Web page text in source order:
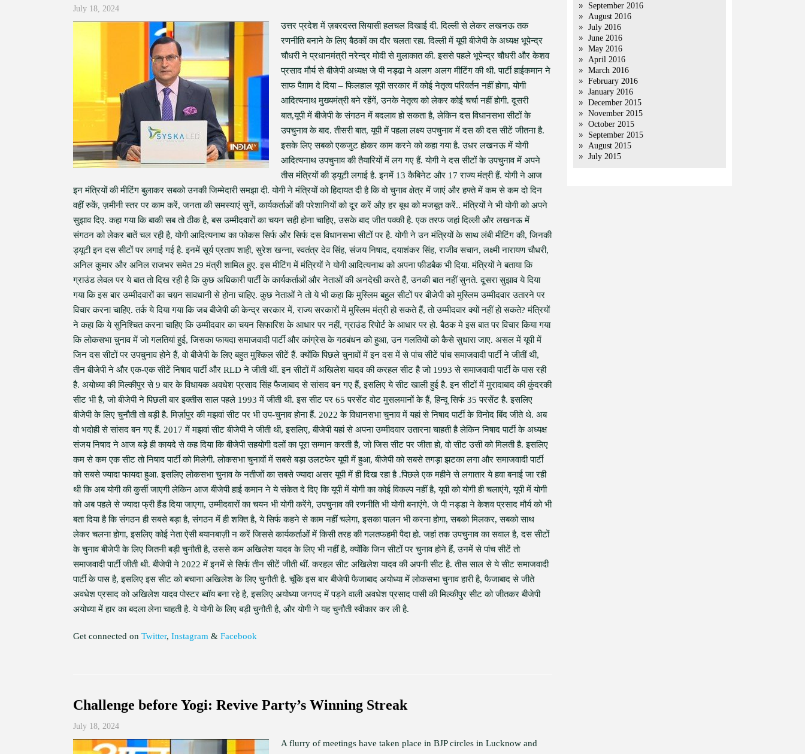
July 18, 2024
उत्तर प्रदेश में ज़बरदस्त सियासी हलचल दिखाई दी. दिल्ली से लेकर लखनऊ तक
रणनीति बनाने के लिए बैठकों का दौर चलता रहा. दिल्ली में यूपी बीजेपी के अध्यक्ष भूपेन्द्र
चौधरी ने प्रधानमंत्री नरेन्द्र मोदी से मुलाकात की. इससे पहले भूपेन्द्र चौधरी और केशव
प्रसाद मौर्य से बीजेपी अध्यक्ष जे पी नड्ढा ने अलग अलग मीटिंग की थी. पार्टी हाईकमान ने
साफ पैग़ाम दे दिया – फिलहाल यूपी सरकार में कोई नेतृत्व परिवर्तन नहीं होगा, योगी
आदित्यनाथ मुख्यमंत्री बने रहेंगें, उनके नेतृत्व को लेकर कोई चर्चा नहीं होगी. दूसरी
बात,यूपी में बीजेपी के संगठन में बदलाव हो सकता है, लेकिन दस विधानसभा सीटों के
उपचुनाव के बाद. तीसरी बात, यूपी में पहला लक्ष्य उपचुनाव में दस की दस सीटें जीतना है.
इसके लिए सबको एकजुट होकर काम करने को कहा गया है. उधर लखनऊ में योगी
आदित्यनाथ उपचुनाव की तैयारियों में लग गए हैं. योगी ने दस सीटों के उपचुनाव में अपने
तीस मंत्रियों की ड्यूटी लगाई है. इनमें 13 कैबिनेट और 17 राज्य मंत्री हैं. योगी ने आज
इन मंत्रियों की मीटिंग बुलाकर सबको उनकी जिम्मेदारी समझा दी. योगी ने मंत्रियों को हिदायत दी है कि वो चुनाव क्षेत्र में जाएं और हफ्ते में कम से कम दो दिन
वहीं रुकें, ज़मीनी स्तर पर काम करें, जनता की समस्याएं सुनें, कार्यकर्ताओं की परेशानियों को दूर करें औऱ हर बूथ को मजबूत करें.. मंत्रियों ने भी योगी को अपने
सुझाव दिए. कहा गया कि बाकी सब तो ठीक है, बस उम्मीदवारों का चयन सही होना चाहिए, उसके बाद जीत पक्की है. एक तरफ जहां दिल्ली और लखनऊ में
संगठन को लेकर बातें चल रही है, योगी आदित्यनाथ का फोकस सिर्फ और सिर्फ दस विधानसभा सीटों पर है. योगी ने उन मंत्रियों के साथ लंबी मीटिंग की, जिनकी
ड्यूटी इन दस सीटों पर लगाई गई है. इनमें सूर्य प्रताप शाही, सुरेश खन्ना, स्वतंत्र देव सिंह, संजय निषाद, दयाशंकर सिंह, राजीव सचान, लक्ष्मी नारायण चौधरी,
अनिल कुमार और अनिल राजभर समेत 29 मंत्री शामिल हुए. इस मीटिंग में मंत्रियों ने योगी आदित्यनाथ को अपना फीडबैक भी दिया. मंत्रियों ने बताया कि
ग्राउंड लेवल पर ये बात तो दिख रही है कि कुछ अधिकारी पार्टी के कार्यकर्ताओं और नेताओं की अनदेखी करते हैं, उनकी बात नहीं सुनते. दूसरा सुझाव ये दिया
गया कि इस बार उम्मीदवारों का चय़न सावधानी से होना चाहिए. कुछ नेताओं ने तो ये भी कहा कि मुस्लिम बहुल सीटों पर बीजेपी को मुस्लिम उम्मीदवार उतारने पर
विचार करना चाहिए. तर्क ये दिया गया कि जब बीजेपी की केन्द्र सरकार में, राज्य सरकारों में मुस्लिम मंत्री हो सकते हैं, तो उम्मीदवार क्यों नहीं हो सकते? मंत्रियों
ने कहा कि ये सुनिश्चित करना चाहिए कि उम्मीदवार का चयन सिफारिश के आधार पर नहीं, ग्राउंड रिपोर्ट के आधार पर हो. बैठक मे इस बात पर विचार किया गया
कि लोकसभा चुनाव में जो गलतियां हुई, जिसका फायदा समाजवादी पार्टी और कांग्रेस के गठबंधन को हुआ, उन गलतियों को कैसे सुधारा जाए. असल में यूपी में
जिन दस सीटों पर उपचुनाव होने हैं, वो बीजेपी के लिए बहुत मुश्किल सीटें हैं. क्योंकि पिछले चुनावों में इन दस में से पांच सीटें पांच समाजवादी पार्टी ने जीतीं थी,
तीन बीजेपी ने और एक-एक सीटें निषाद पार्टी और RLD ने जीती थीं. इन सीटों में अखिलेश यादव की करहल सीट है जो 1993 से समाजवादी पार्टी के पास रही
है. अयोध्या की मिल्कीपुर से 9 बार के विधायक अवधेश प्रसाद सिंह फैजाबाद से सांसद बन गए हैं, इसलिए ये सीट खाली हुई है. इन सीटों में मुरादाबाद की कुंदरकी
सीट भी है, जो बीजेपी ने पिछली बार इक्तीस साल पहले 1993 में जीती थी. इस सीट पर 65 परसेंट वोट मुसलमानों के हैं, हिन्दू सिर्फ 35 परसेंट है. इसलिए
बीजेपी के लिए चुनौती तो बड़ी है. मिर्ज़ापुर की मझवां सीट पर भी उप-चुनाव होना हैं. 2022 के विधानसभा चुनाव में यहां से निषाद पार्टी के विनोद बिंद जीते थे. अब
वो भदोही से सांसद बन गए हैं. 2017 में मझवां सीट बीजेपी ने जीती थी, इसलिए, बीजेपी यहां से अपना उम्मीदवार उतारना चाहती है लेकिन निषाद पार्टी के अध्यक्ष
संजय निषाद ने आज बड़े ही कायदे से कह दिया कि बीजेपी सहयोगी दलों का पूरा सम्मान करती है, जो जिस सीट पर जीता हो, वो सीट उसी को मिलती है. इसलिए
कम से कम एक सीट तो निषाद पार्टी को मिलेगी. लोकसभा चुनावों में सबसे बड़ा उलटफेर यूपी में हुआ, बीजेपी को सबसे तगड़ा झटका लगा और समाजवादी पार्टी
को सबसे ज्यादा फायदा हुआ. इसलिए लोकसभा चुनाव के नतीजों का सबसे ज्यादा असर यूपी में ही दिख रहा है .पिछले एक महीने से लगातार ये हवा बनाई जा रही
थी कि अब योगी की कुर्सी जाएगी लेकिन आज बीजेपी हाई कमान ने ये संकेत दे दिए कि यूपी में योगी का कोई विकल्प नहीं है, यूपी को योगी ही चलाएंगे, यूपी में योगी
को अब पहले से ज्यादा फ्री हैंड दिया जाएगा, उम्मीदवारों का चयन भी योगी करेंगे, उपचुनाव की रणनीति भी योगी बनाएंगे. जे पी नड्डा ने केशव प्रसाद मौर्य को भी
बता दिया है कि संगठन ही सबसे बड़ा है, संगठन में ही शक्ति है, ये सिर्फ कहने से काम नहीं चलेगा, इसका पालन भी करना होगा, सबको मिलकर, सबको साथ
लेकर चलना होगा, इसलिए कोई नेता ऐसी बयानबाज़ी न करें जिससे कार्यकर्ताओं में किसी तरह की गलतफहमी पैदा हो. जहां तक उपचुनाव का सवाल है, दस सीटों
के चुनाव बीजेपी के लिए जितनी बड़ी चुनौती है, उससे कम अखिलेश यादव के लिए भी नहीं है, क्योंकि जिन सीटों पर चुनाव होने हैं, उनमें से पांच सीटें तो
समाजवादी पार्टी जीती थी. बीजेपी ने 2022 में इनमें से सिर्फ तीन सीटें जीती थीं. करहल सीट अखिलेश यादव की अपनी सीट है. तीस साल से ये सीट समाजवादी
पार्टी के पास है, इसलिए इस सीट को बचाना अखिलेश के लिए चुनौती है. चूंकि इस बार बीजेपी फैजाबाद अयोध्या में लोकसभा चुनाव हारी है, फैजाबाद से जीते
अवधेश प्रसाद को अखिलेश यादव पोस्टर ब्वॉय बना रहे है, इसलिए अयोध्या जनपद में पड़ने वाली अवधेश प्रसाद पासी की मिल्कीपुर सीट को जीतकर बीजेपी
अयोध्या में हार का बदला लेना चाहती है. ये योगी के लिए बड़ी चुनौती है, और योगी ने यह चुनौती स्वीकार कर ली है.
Get connected on Twitter, Instagram & Facebook
Challenge before Yogi: Revive Party’s Winning Streak
July 18, 2024
A flurry of meetings have taken place in BJP circles in Lucknow and
September 2016
August 2016
July 2016
June 2016
May 2016
April 2016
March 2016
February 2016
January 2016
December 2015
November 2015
October 2015
September 2015
August 2015
July 2015